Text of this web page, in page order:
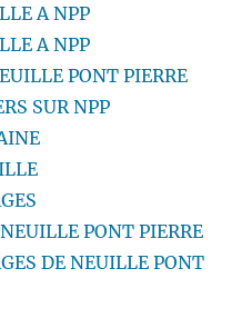
A NPP
A NPP
PONT PIERRE
SUR NPP
PONT PIERRE
DE NEUILLE PONT